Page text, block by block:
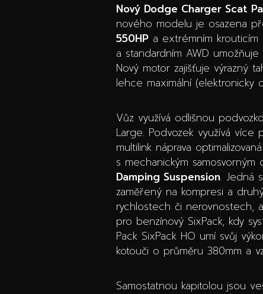
Nový Dodge Charger Scat
nového modelu je osazena
550HP a extrémním krouticím
a standardním AWD
Nový motor zajišťuje výrazný
lehce maximální (elektronicky
Vůz využívá odlišnou
Large. Podvozek využívá více
multilink náprava
s mechanickým
Damping Suspension. Jedná
zaměřený na kompresi a
rychlostech či nerovnostech,
pro benzínový SixPack, kdy
Pack SixPack HO umí svůj
kotouči o průměru 380mm a
Samostatnou kapitolou jsou